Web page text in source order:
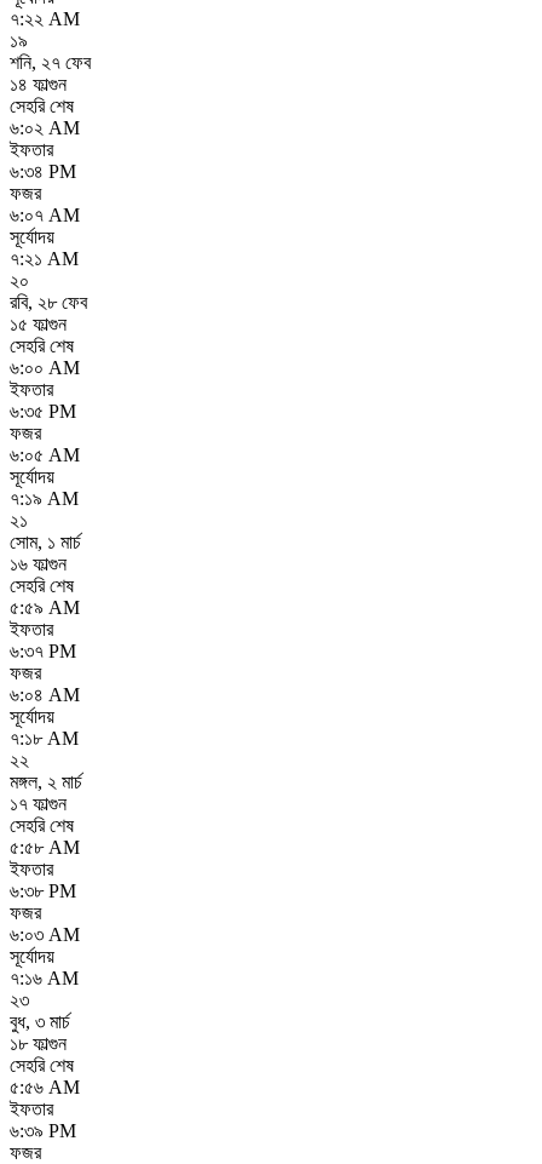
৭:২২ AM
১৯
শনি, ২৭ ফেব
১৪ ফাল্গুন
সেহরি শেষ
৬:০২ AM
ইফতার
৬:৩৪ PM
ফজর
৬:০৭ AM
সূর্যোদয়
৭:২১ AM
২০
রবি, ২৮ ফেব
১৫ ফাল্গুন
সেহরি শেষ
৬:০০ AM
ইফতার
৬:৩৫ PM
ফজর
৬:০৫ AM
সূর্যোদয়
৭:১৯ AM
২১
সোম, ১ মার্চ
১৬ ফাল্গুন
সেহরি শেষ
৫:৫৯ AM
ইফতার
৬:৩৭ PM
ফজর
৬:০৪ AM
সূর্যোদয়
৭:১৮ AM
২২
মঙ্গল, ২ মার্চ
১৭ ফাল্গুন
সেহরি শেষ
৫:৫৮ AM
ইফতার
৬:৩৮ PM
ফজর
৬:০৩ AM
সূর্যোদয়
৭:১৬ AM
২৩
বুধ, ৩ মার্চ
১৮ ফাল্গুন
সেহরি শেষ
৫:৫৬ AM
ইফতার
৬:৩৯ PM
ফজর